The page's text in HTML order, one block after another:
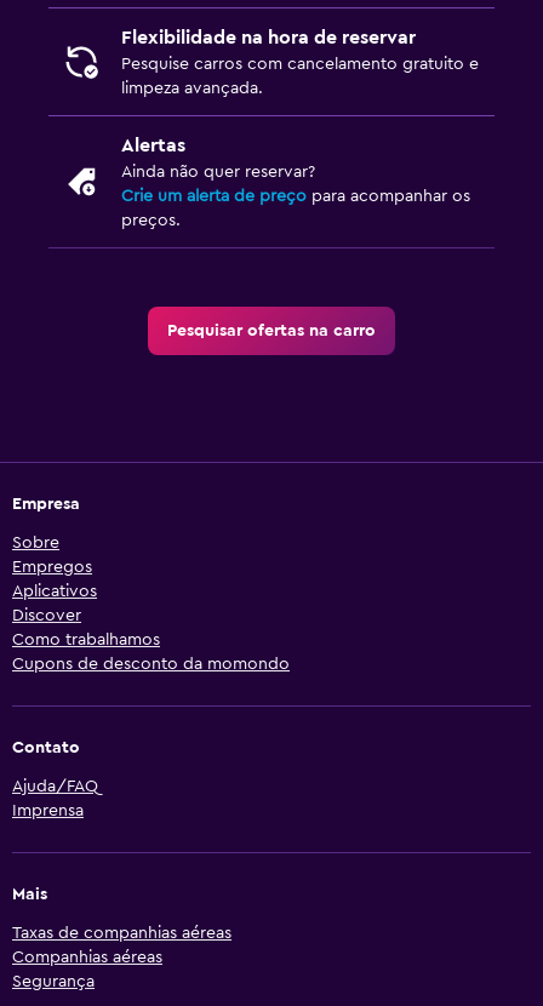
Flexibilidade na hora de reservar
Pesquise carros com cancelamento gratuito e
limpeza avançada.
Alertas
Ainda não quer reservar?
Crie um alerta de preço para acompanhar os
preços.
Pesquisar ofertas na carro
Empresa
Sobre
Empregos
Aplicativos
Discover
Como trabalhamos
Cupons de desconto da momondo
Contato
Ajuda/FAQ
Imprensa
Mais
Taxas de companhias aéreas
Companhias aéreas
Segurança